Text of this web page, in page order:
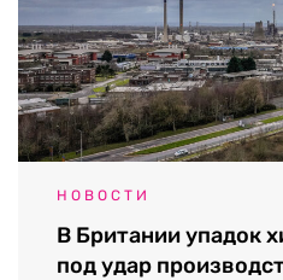
НОВОСТИ
В Британии упадок
под удар